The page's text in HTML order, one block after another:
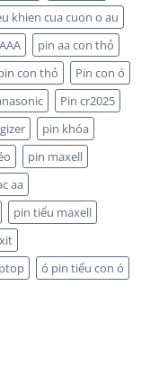
khien cua cuon o au
pin aa con thỏ
con thỏ
Pin con ó
Pin cr2025
pin khóa
pin maxell
aa
pin tiểu maxell
ó pin tiểu con ó